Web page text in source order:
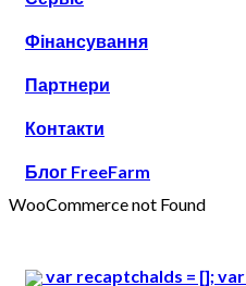
Фінансування
Партнери
Контакти
Блог FreeFarm
WooCommerce not Found
var recaptchaIds = [];